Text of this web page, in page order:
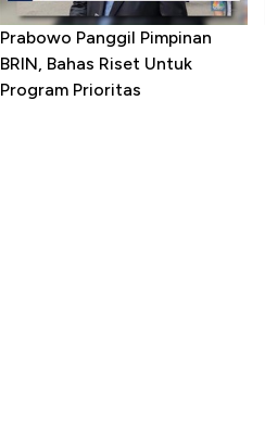
Prabowo Panggil Pimpinan
BRIN, Bahas Riset Untuk
Program Prioritas